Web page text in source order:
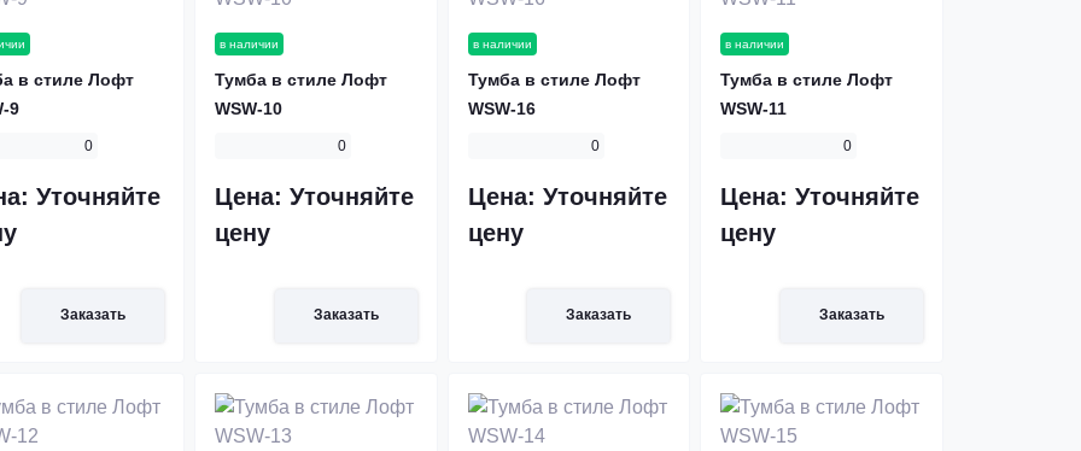
в стиле Лофт
9
0
Уточняйте
Заказать
в наличии
Тумба в стиле Лофт
WSW-10
0
Цена: Уточняйте
цену
Заказать
в наличии
Тумба в стиле Лофт
WSW-16
0
Цена: Уточняйте
цену
Заказать
в наличии
Тумба в стиле Лофт
WSW-11
0
Цена:Уточняйте
цену
Заказать